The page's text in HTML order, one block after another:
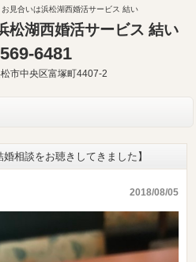
見合いは浜松湖西婚活サービス 結い
松湖西婚活サービス 結い
6481
市中央区富塚町4407-2
相談をお聴きしてきました】
2018/08/05